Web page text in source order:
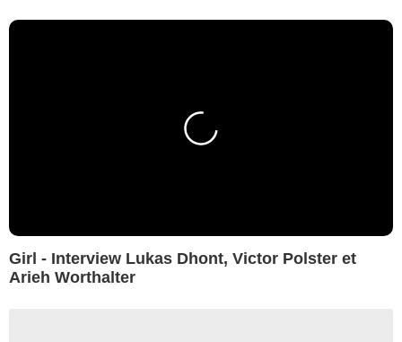
Girl - Interview Lukas Dhont, Victor Polster et
Arieh Worthalter